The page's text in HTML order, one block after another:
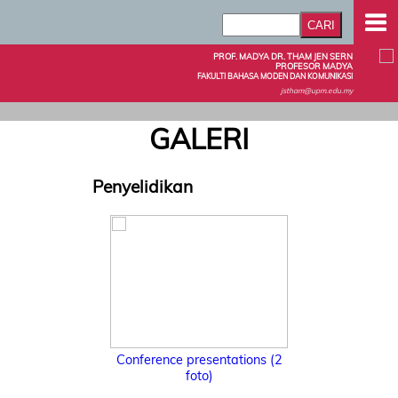
PROF. MADYA DR. THAM JEN SERN
PROFESOR MADYA
FAKULTI BAHASA MODEN DAN KOMUNIKASI
jstham@upm.edu.my
GALERI
Penyelidikan
Conference presentations (2
foto)